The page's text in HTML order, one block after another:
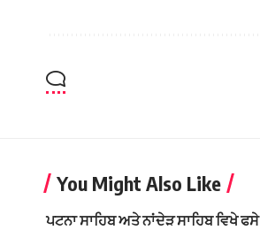
You Might Also Like
ਪਟਨਾ ਸਾਹਿਬ ਅਤੇ ਨਾਂਦੇੜ ਸਾਹਿਬ ਵਿਖੇ ਫਸੇ